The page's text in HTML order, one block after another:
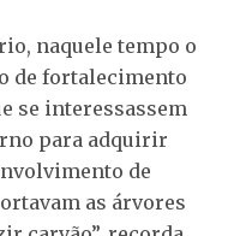
naquele tempo o
de fortalecimento
se interessassem
para adquirir
de
as árvores